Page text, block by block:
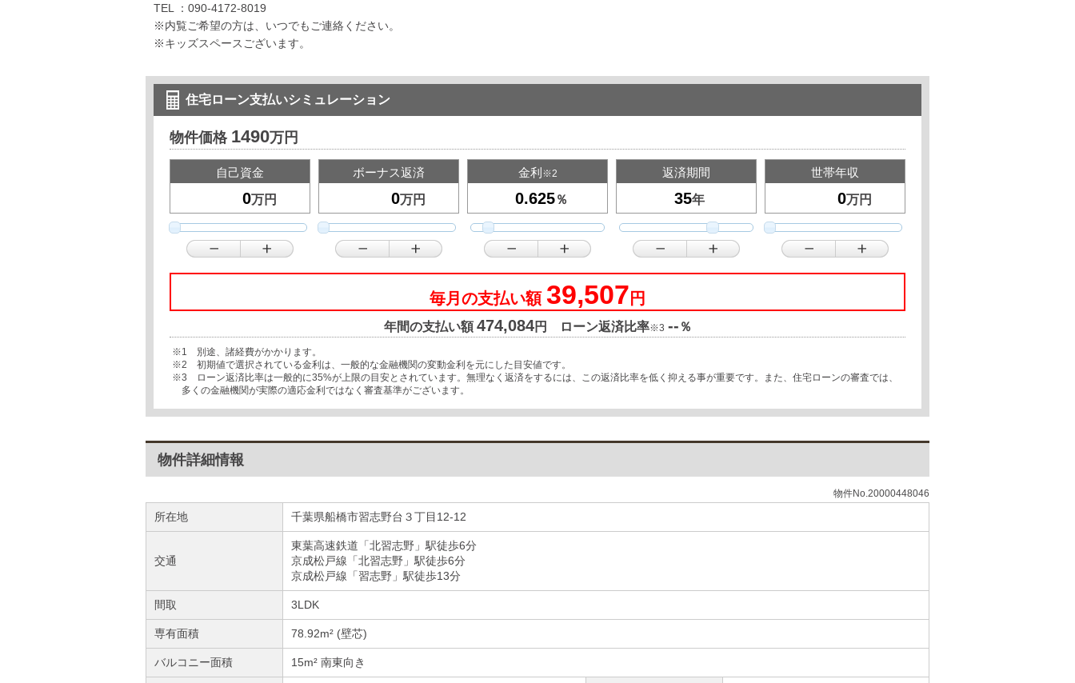
TEL ：090-4172-8019
※内覧ご希望の方は、いつでもご連絡ください。
※キッズスペースございます。
住宅ローン支払いシミュレーション
物件価格 1490万円
自己資金
万円
ボーナス返済
万円
金利 ※2
％
返済期間
年
世帯年収
万円
毎月の支払い額 39,507 円
年間の支払い額474,084円 ローン返済比率※3 -- ％
※1 別途、諸経費がかかります。
※2 初期値で選択されている金利は、一般的な金融機関の変動金利を元にした目安値です。
※3 ローン返済比率は一般的に35%が上限の目安とされています。無理なく返済をするには、この返済比率を低く抑える事が重要です。また、住宅ローンの審査では、
多くの金融機関が実際の適応金利ではなく審査基準がございます。
物件詳細情報
物件No.20000448046
所在地 千葉県船橋市習志野台３丁目12-12
交通
東葉高速鉄道「北習志野」駅徒歩6分
京成松戸線「北習志野」駅徒歩6分
京成松戸線「習志野」駅徒歩13分
間取 3LDK
専有面積 78.92m² (壁芯)
バルコニー面積 15m² 南東向き